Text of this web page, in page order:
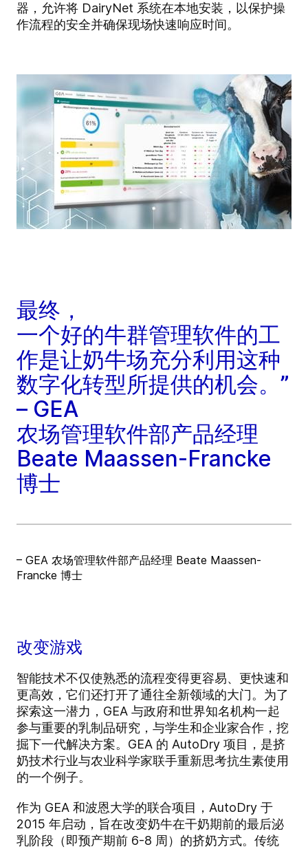
器，允许将 DairyNet 系统在本地安装，以保护操
作流程的安全并确保现场快速响应时间。
最终，
一个好的牛群管理软件的工
作是让奶牛场充分利用这种
数字化转型所提供的机会。”
– GEA
农场管理软件部产品经理
Beate Maassen-Francke
博士
– GEA 农场管理软件部产品经理 Beate Maassen-
Francke 博士
改变游戏
智能技术不仅使熟悉的流程变得更容易、更快速和
更高效，它们还打开了通往全新领域的大门。为了
探索这一潜力，GEA 与政府和世界知名机构一起
参与重要的乳制品研究，与学生和企业家合作，挖
掘下一代解决方案。GEA 的 AutoDry 项目，是挤
奶技术行业与农业科学家联手重新思考抗生素使用
的一个例子。
作为 GEA 和波恩大学的联合项目，AutoDry 于
2015 年启动，旨在改变奶牛在干奶期前的最后泌
乳阶段（即预产期前 6-8 周）的挤奶方式。传统